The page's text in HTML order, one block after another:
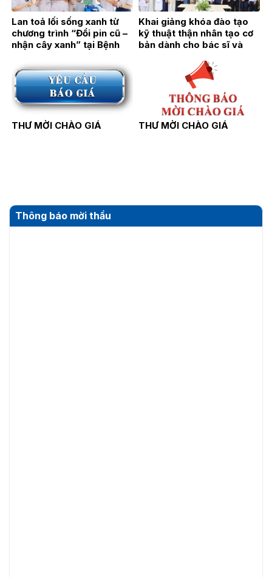
Lan toả lối sống xanh từ
chương trình “Đổi pin cũ –
nhận cây xanh” tại Bệnh
Khai giảng khóa đào tạo
kỹ thuật thận nhân tạo cơ
bản dành cho bác sĩ và
THƯ MỜI CHÀO GIÁ THƯ MỜI CHÀO GIÁ
Thông báo mời thầu